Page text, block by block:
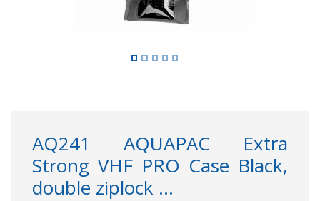
AQ241 AQUAPAC Extra
Strong VHF PRO Case Black,
double ziplock ...